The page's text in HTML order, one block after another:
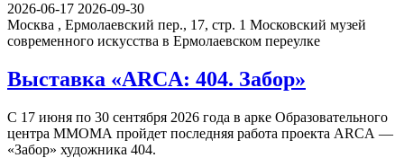
2026-06-17 2026-09-30
Москва , Ермолаевский пер., 17, стр. 1 Московский музей
современного искусства в Ермолаевском переулке
Выставка «ARCA: 404. Забор»
С 17 июня по 30 сентября 2026 года в арке Образовательного
центра ММОМА пройдет последняя работа проекта ARCA —
«Забор» художника 404.